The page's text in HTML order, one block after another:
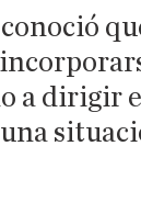
a dirigir